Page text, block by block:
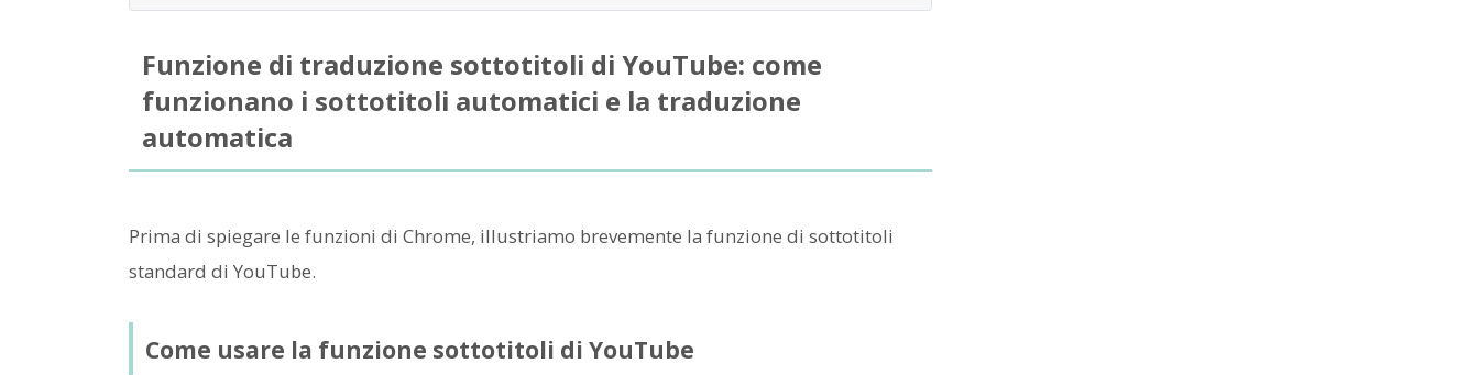
Funzione di traduzione sottotitoli di YouTube: come
funzionano i sottotitoli automatici e la traduzione
automatica
Prima di spiegare le funzioni di Chrome, illustriamo brevemente la funzione di sottotitoli
standard di YouTube.
Come usare la funzione sottotitoli di YouTube